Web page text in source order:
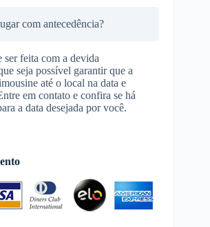
com antecedência?
ser feita com a devida
seja possível garantir que a
até o local na data e
em contato e confira se há
a data desejada por você.